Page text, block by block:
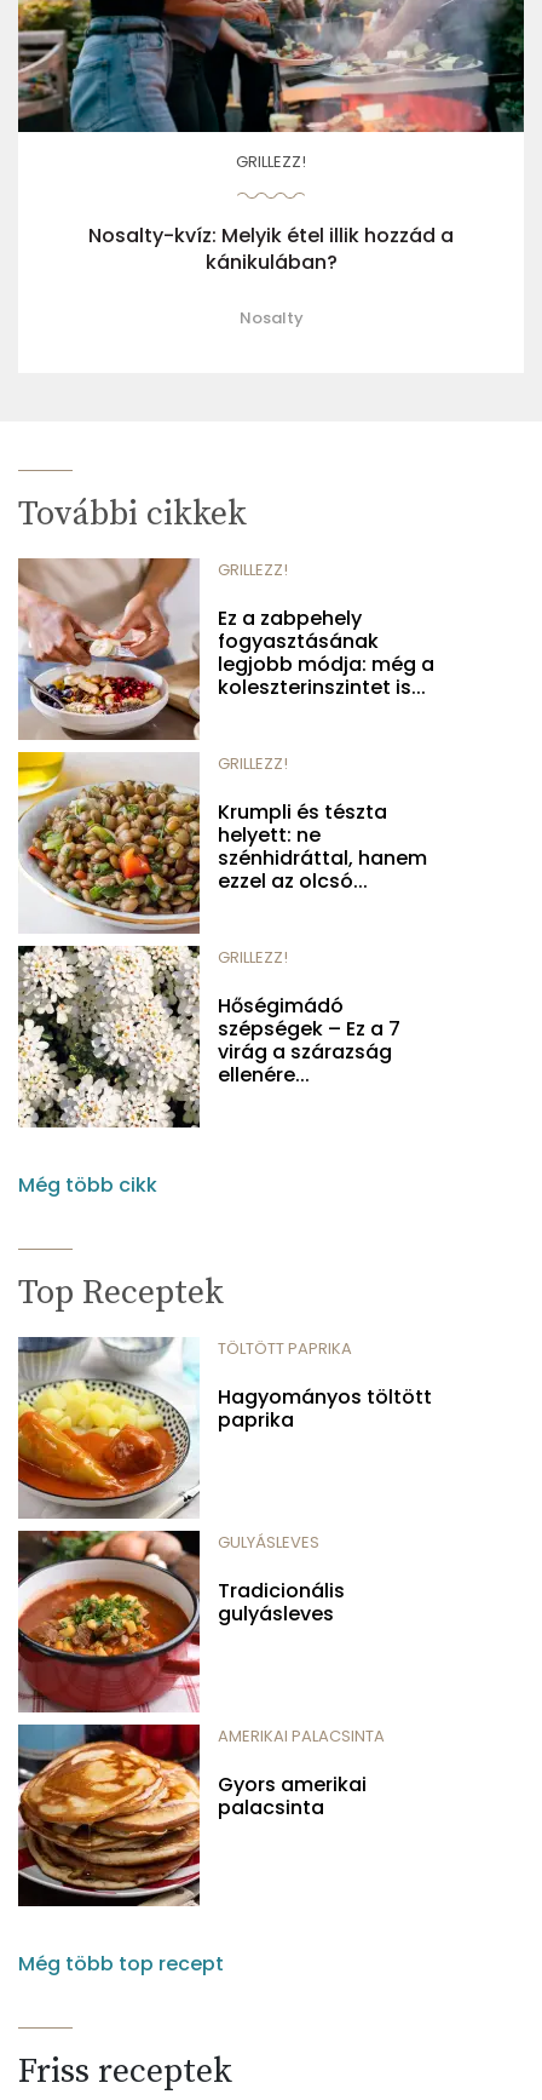
GRILLEZZ!
Nosalty-kvíz: Melyik étel illik hozzád a
kánikulában?
Nosalty
További cikkek
GRILLEZZ!
Ez a zabpehely
fogyasztásának
legjobb módja: még a
koleszterinszintet is...
GRILLEZZ!
Krumpli és tészta
helyett: ne
szénhidráttal, hanem
ezzel az olcsó...
GRILLEZZ!
Hőségimádó
szépségek – Ez a 7
virág a szárazság
ellenére...
Még több cikk
Top Receptek
TÖLTÖTT PAPRIKA
Hagyományos töltött
paprika
GULYÁSLEVES
Tradicionális
gulyásleves
AMERIKAI PALACSINTA
Gyors amerikai
palacsinta
Még több top recept
Friss receptek